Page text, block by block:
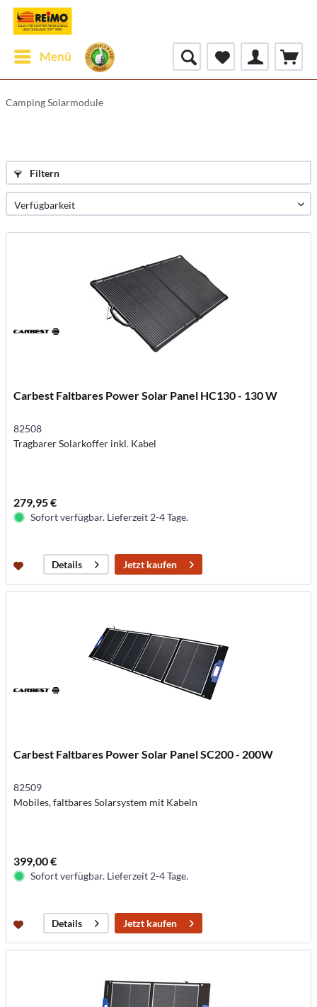
Menü
Camping Solarmodule
Filtern
Carbest Faltbares Power Solar Panel HC130 - 130 W
82508
Tragbarer Solarkoffer inkl. Kabel
279,95 €
Sofort verfügbar. Lieferzeit 2-4 Tage.
Details Jetzt kaufen
Carbest Faltbares Power Solar Panel SC200 - 200W
82509
Mobiles, faltbares Solarsystem mit Kabeln
399,00 €
Sofort verfügbar. Lieferzeit 2-4 Tage.
Details Jetzt kaufen